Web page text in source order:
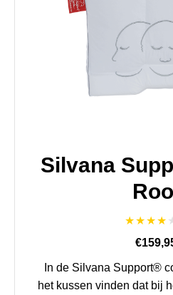
Silvana
In de Silvana Support®
het kussen vinden dat bij